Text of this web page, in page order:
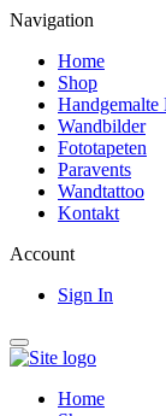
Navigation
Home
Shop
Handgemalte
Wandbilder
Fototapeten
Paravents
Wandtattoo
Kontakt
Account
Sign In
Home